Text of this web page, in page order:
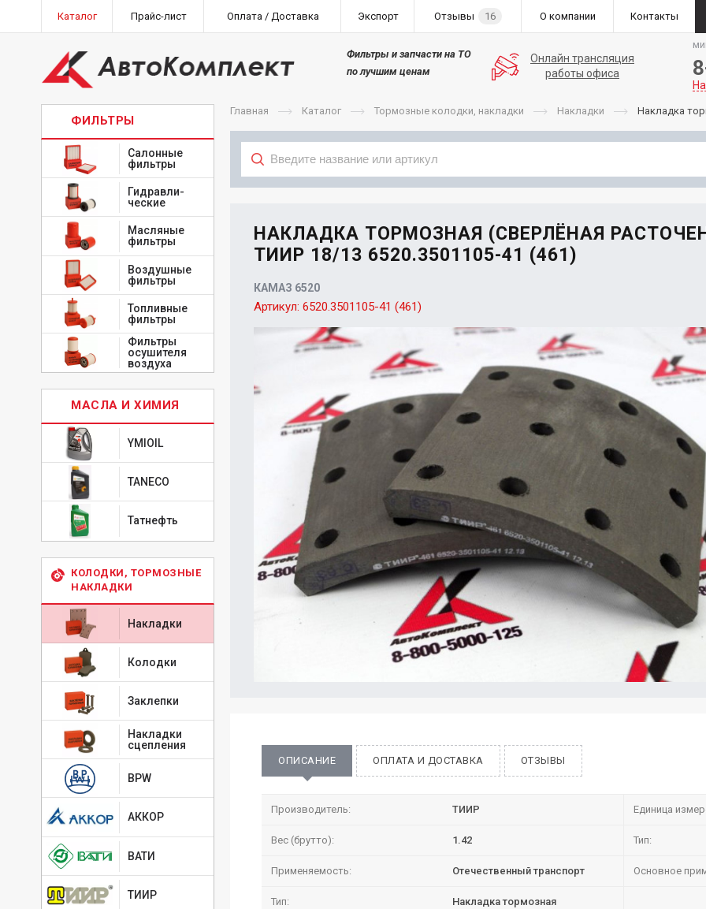
Каталог Прайс-лист Оплата / Доставка Экспорт Отзывы 16 О компании Контакты
Фильтры и запчасти на ТО
по лучшим ценам
Онлайн трансляция
работы офиса
ФИЛЬТРЫ
Салонные
фильтры
Гидравли-
ческие
Масляные
фильтры
Воздушные
фильтры
Топливные
фильтры
Фильтры
осушителя
воздуха
МАСЛА И ХИМИЯ
YMIOIL
TANECO
Татнефть
КОЛОДКИ, ТОРМОЗНЫЕ
НАКЛАДКИ
Накладки
Колодки
Заклепки
Накладки
сцепления
BPW
АККОР
ВАТИ
ТИИР
Главная Каталог Тормозные колодки, накладки Накладки Накладка
НАКЛАДКА ТОРМОЗНАЯ (СВЕРЛЁНАЯ
ТИИР 18/13 6520.3501105-41 (461)
КАМАЗ 6520
Артикул: 6520.3501105-41 (461)
ОПИСАНИЕ ОПЛАТА И ДОСТАВКА ОТЗЫВЫ
Производитель: ТИИР Единица
Вес (брутто): 1.42 Тип:
Применяемость: Отечественный транспорт Основное
Тип: Накладка тормозная